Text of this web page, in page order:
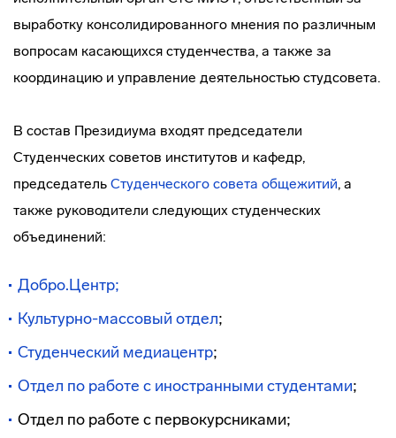
выработку консолидированного мнения по различным
вопросам касающихся студенчества, а также за
координацию и управление деятельностью студсовета.
В состав Президиума входят председатели
Студенческих советов институтов и кафедр,
председатель Студенческого совета общежитий, а
также руководители следующих студенческих
объединений:
Добро.Центр;
Культурно-массовый отдел;
Студенческий медиацентр;
Отдел по работе с иностранными студентами;
Отдел по работе с первокурсниками;